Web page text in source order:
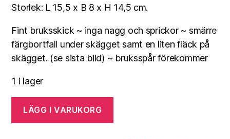
Storlek: L 15,5 x B 8 x H 14,5 cm.
Fint bruksskick ~ inga nagg och sprickor ~ smärre
färgbortfall under skägget samt en liten fläck på
skägget. (se sista bild) ~ bruksspår förekommer
1 i lager
LÄGG I VARUKORG